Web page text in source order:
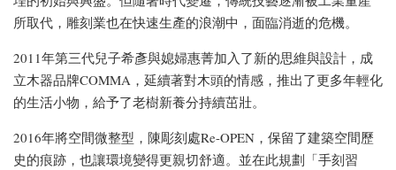
所取代，雕刻業也在快速生產的浪潮中，面臨消逝的危機。
2011年第三代兒子希彥與媳婦惠菁加入了新的思維與設計，成
立木器品牌COMMA，延續著對木頭的情感，推出了更多年輕化
的生活小物，給予了老樹新養分持續茁壯。
2016年將空間微整型，陳彫刻處Re-OPEN，保留了建築空間歷
史的痕跡，也讓環境變得更親切舒適。並在此規劃「手刻習